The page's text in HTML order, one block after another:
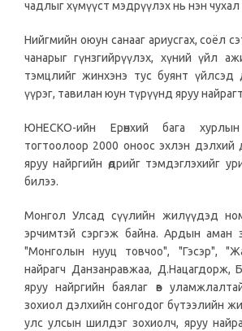
чадлыг хүмүүст мэдрүүлэх нь нэн чухал
Нийгмийн оюун санааг ариусгах, соёл
чанарыг гүнзгийрүүлэх, хүний үйл
тэмцлийг жинхэнэ тус буянт үйлсэд
үүрэг, тавилан юун түрүүнд яруу
ЮНЕСКО-ийн Ерөнхий бага
тогтоолоор 2000 оноос эхлэн дэлхий
яруу найргийн өдрийг тэмдэглэхийг
билээ.
Монгол Улсад сүүлийн жилүүдэд
эрчимтэй сэргэж байна. Ардын аман
"Монголын нууц товчоо", "Гэсэр",
найрагч Данзанравжаа, Д.Нацагдорж,
яруу найргийн баялаг өв
зохиол дэлхийн сонгодог бүтээлийн
улс улсын шилдэг зохиолч, яруу